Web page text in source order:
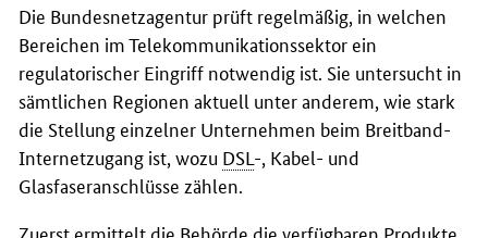
Die Bundesnetzagentur prüft regelmäßig, in welchen
Bereichen im Telekommunikationssektor ein
regulatorischer Eingriff notwendig ist. Sie untersucht in
sämtlichen Regionen aktuell unter anderem, wie stark
die Stellung einzelner Unternehmen beim Breitband-
Internetzugang ist, wozu DSL -, Kabel- und
Glasfaseranschlüsse zählen.
Zuerst ermittelt die Behörde die verfügbaren Produkte